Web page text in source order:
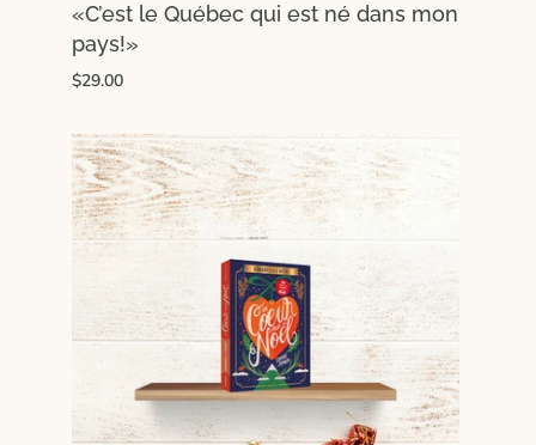
«C’est le Québec qui est né dans mon
pays!»
$29.00